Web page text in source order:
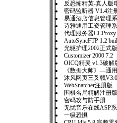
反恐怖精英-真人
密码监听器 V1.4注
易通酒店信息管理
诗雅通用工资管理
代理服务器CCProxy
AutoSyncFTP 1.2
光驱护理2002正式
Customizer 2000 7.2
OICQ精灵 v1.3破解
《数据大师》—通
沐风网页三叉戟
WebSnatcher注册版
围棋名局精解注册版
密码攻与防手册
无忧音乐在线ASP
一级恐惧